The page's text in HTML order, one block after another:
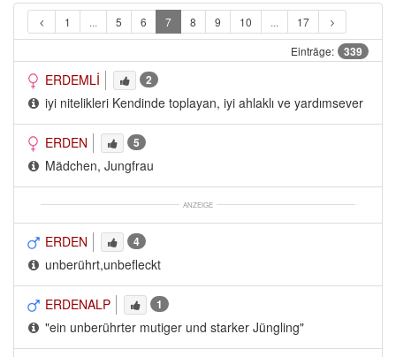
1 ... 5 6 7 8 9 10 ...
17
Einträge:
339
ERDEMLİ 2
iyi nitelikleri Kendinde toplayan, iyi ahlaklı ve yardımsever
ERDEN 5
Mädchen, Jungfrau
ANZEIGE
ERDEN 4
unberührt,unbefleckt
ERDENALP 1
"ein unberührter mutiger und starker Jüngling"